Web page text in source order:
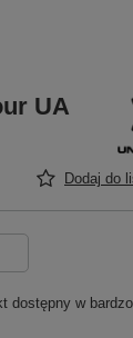
UA
Dodaj do
dostępny w